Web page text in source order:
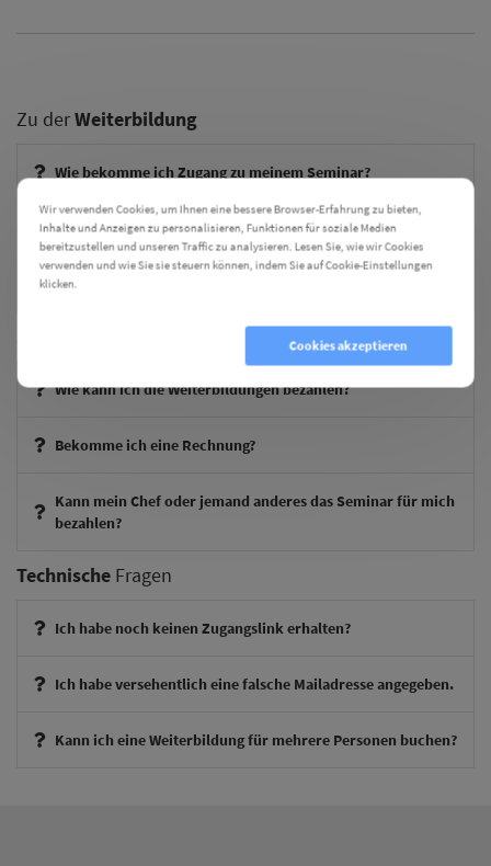
Zu derWeiterbildung
Wie bekomme ich Zugang zu meinem Seminar?
Benötige ich zusätzliches Material für die Weiterbildungen?
Erhalte ich eine Teilnahmebestätigung?
Wie kann ich die Weiterbildungen bezahlen?
Bekomme ich eine Rechnung?
Kann mein Chef oder jemand anderes das Seminar für mich
bezahlen?
Technische Fragen
Ich habe noch keinen Zugangslink erhalten?
therapieexperte@theraphysia.de
Ich habe versehentlich eine falsche Mailadresse angegeben.
Kann ich eine Weiterbildung für mehrere Personen buchen?
Wir verwenden Cookies, um Ihnen eine bessere Browser-Erfahrung zu bieten,
Inhalte und Anzeigen zu personalisieren, Funktionen für soziale Medien
bereitzustellen und unseren Traffic zu analysieren. Lesen Sie, wie wir Cookies
verwenden und wie Sie sie steuern können, indem Sie auf Cookie-Einstellungen
klicken.
Cookies akzeptieren